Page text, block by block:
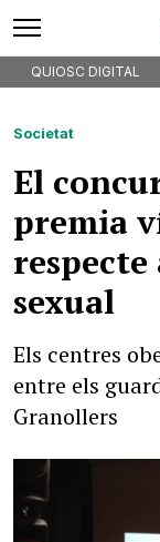
QUIOSC DIGITAL
Societat
El
premia
sexual
Els centres
entre els
Granollers